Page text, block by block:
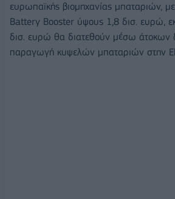
ευρωπαϊκής βιομηχανίας μπαταριών,
Battery Booster ύψους 1,8 δισ. ευρώ,
δισ. ευρώ θα διατεθούν μέσω άτοκων
παραγωγή κυψελών μπαταριών στην